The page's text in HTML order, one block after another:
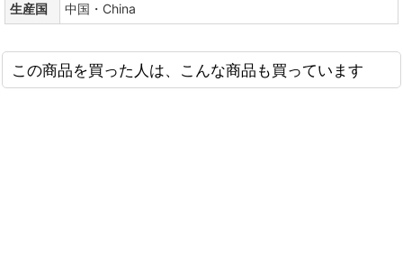
生産国
中国・China
この商品を買った人は、こんな商品も買っています